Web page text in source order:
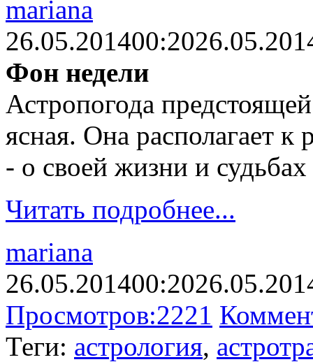
mariana
26.05.201400:20
Фон недели
Астропогода
ясная. Она располагает
- о своей жизни и
Читать подробнее...
mariana
26.05.201400:20
Просмотров:2221
Теги: астрология,